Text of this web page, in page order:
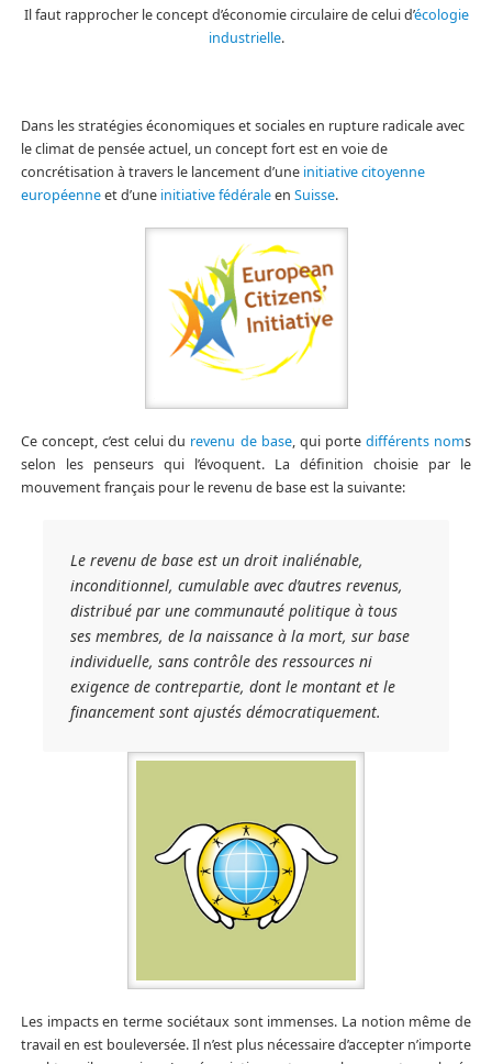
Il faut rapprocher le concept d’économie circulaire de celui d’écologie
industrielle.
Dans les stratégies économiques et sociales en rupture radicale avec
le climat de pensée actuel, un concept fort est en voie de
concrétisation à travers le lancement d’une initiative citoyenne
européenneet d’une initiative fédéraleen Suisse.
Ce concept, c’est celui du revenu de base, qui portedifférents noms
selon les penseurs qui l’évoquent. La définition choisie par le
mouvement français pour le revenu de base est la suivante:
Le revenu de base est un droit inaliénable,
inconditionnel, cumulable avec d’autres revenus,
distribué par une communauté politique à tous
ses membres, de la naissance à la mort, sur base
individuelle, sans contrôle des ressources ni
exigence de contrepartie, dont le montant et le
financement sont ajustés démocratiquement.
Les impacts en terme sociétaux sont immenses. La notion même de
travail en est bouleversée. Il n’est plus nécessaire d’accepter n’importe